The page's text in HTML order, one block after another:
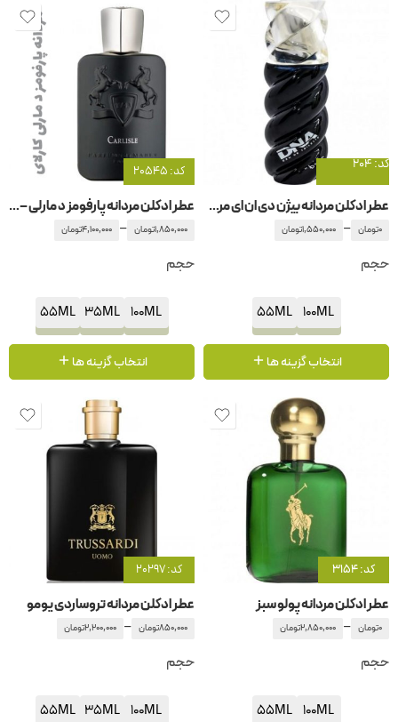
کد: 204
عطر ادکلن مردانه بیژن دی ان ای مردانه
0تومان –
1,550,000تومان
حجم
100ML
55ML
انتخاب گزینه ها
کد: 20545
عطر ادکلن مردانه پارفومز د مارلی – پارفوم دمارلی کارلای
1,850,000تومان –
4,100,000تومان
حجم
100ML
35ML
55ML
انتخاب گزینه ها
کد: 3154
عطر ادکلن مردانه پولو سبز
0تومان –
2,850,000تومان
حجم
100ML
55ML
کد: 20297
عطر ادکلن مردانه تروساردی یومو
850,000تومان –
2,200,000تومان
حجم
100ML
35ML
55ML